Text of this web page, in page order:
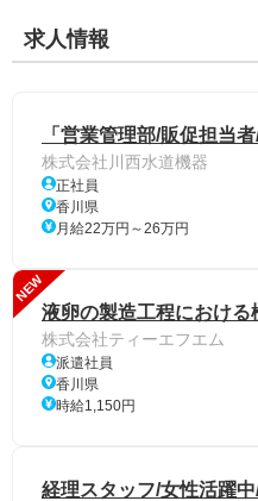
求人情報
「営業管理部/販促担当
株式会社川西水道機器
正社員
香川県
月給22万円～26万円
NEW
液卵の製造工程における
株式会社ティーエフエム
派遣社員
香川県
時給1,150円
経理スタッフ/女性活躍